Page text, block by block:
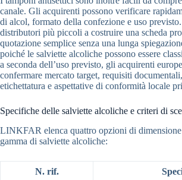
canale. Gli acquirenti possono verificare
di alcol, formato della confezione e uso
distributori più piccoli a costruire una scheda
quotazione semplice senza una lunga
poiché le salviette alcoliche possono essere
a seconda dell’uso previsto, gli acquirenti
confermare mercato target, requisiti
etichettatura e aspettative di conformità locale
Specifiche delle salviette alcoliche e criteri di
LINKFAR elenca quattro opzioni di dimensione
gamma di salviette alcoliche:
N. rif.